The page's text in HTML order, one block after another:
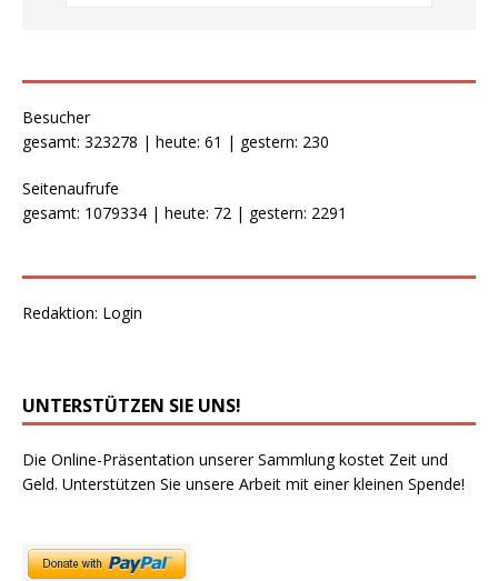
Besucher
gesamt: 323278 | heute: 61 | gestern: 230
Seitenaufrufe
gesamt: 1079334 | heute: 72 | gestern: 2291
Redaktion: Login
UNTERSTÜTZEN SIE UNS!
Die Online-Präsentation unserer Sammlung kostet Zeit und
Geld. Unterstützen Sie unsere Arbeit mit einer kleinen Spende!